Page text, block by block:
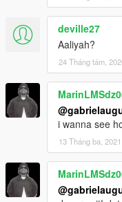
deville27
Aaliyah?
24 Tháng tám,
i wanna see
13 Tháng ba, 2021